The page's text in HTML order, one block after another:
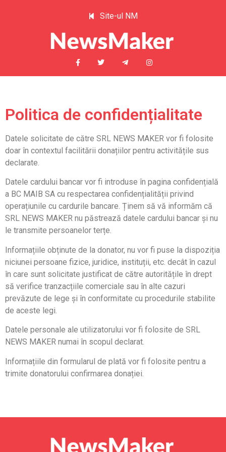
Site-ul NM
Politica de confidențialitate
Datele solicitate de către SRL NEWS MAKER vor fi folosite
doar în contextul facilitării donațiilor pentru activitățile sus
declarate.
Datele cardului bancar vor fi introduse în pagina confidențială
a BC MAIB SA cu respectarea confidențialității privind
operațiunile cu cardurile bancare. Ținem să vă informăm că
SRL NEWS MAKER nu păstrează datele cardului bancar și nu
le transmite persoanelor terțe.
Informațiile obținute de la donator, nu vor fi puse la dispoziția
niciunei persoane fizice, juridice, instituții, etc. decât în cazul
în care sunt solicitate justificat de către autoritățile în drept
să verifice tranzacțiile comerciale sau în alte cazuri
prevăzute de lege și în conformitate cu procedurile stabilite
de aceste legi.
Datele personale ale utilizatorului vor fi folosite de SRL
NEWS MAKER numai în scopul declarat.
Informațiile din formularul de plată vor fi folosite pentru a
trimite donatorului confirmarea donației.